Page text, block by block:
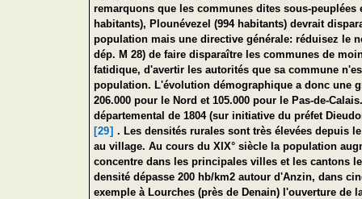
remarquons que les communes dites sous-peuplées
habitants), Plounévezel (994 habitants) devrait
population mais une directive générale: réduisez le
dép. M 28) de faire disparaître les communes de
fatidique, d'avertir les autorités que sa commune
population. L'évolution démographique a donc une
206.000 pour le Nord et 105.000 pour le Pas-de-
départemental de 1804 (sur initiative du préfet
[29] . Les densités rurales sont très élevées depuis
au village. Au cours du XIX° siècle la population
concentre dans les principales villes et les cantons
densité dépasse 200 hb/km2 autour d'Anzin, dans
exemple à Lourches (près de Denain) l'ouverture de